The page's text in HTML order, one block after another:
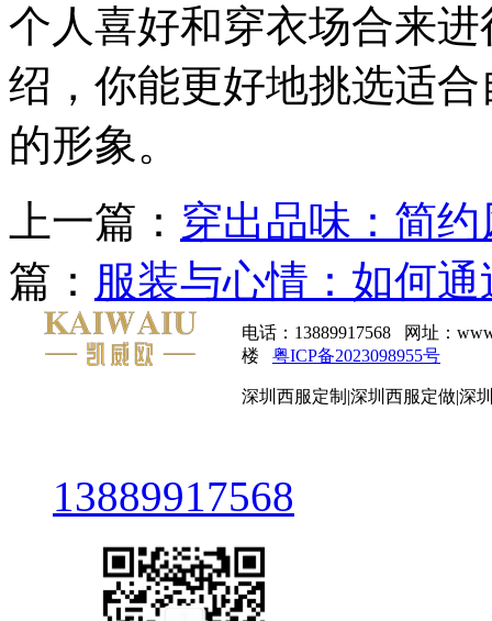
个人喜好和穿衣场合来
绍，你能更好地挑选适
的形象。
上一篇： 穿出品味：简
篇： 服装与心情：如何
电话：13889917568 网址：
楼 粤ICP备2023098955号
深圳西服定制|深圳西服定做|深
13889917568